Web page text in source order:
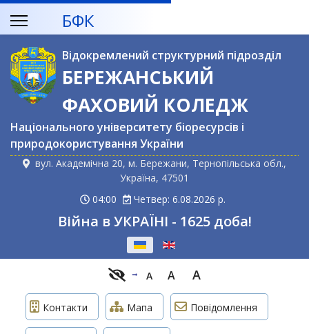
БФК
Відокремлений структурний підрозділ
БЕРЕЖАНСЬКИЙ
ФАХОВИЙ КОЛЕДЖ
Національного університету біоресурсів і
природокористування України
вул. Академічна 20, м. Бережани, Тернопільська обл.,
Україна, 47501
04:00
Четвер: 6.08.2026 р.
Війна в УКРАЇНІ - 1625 доба!
A A A
Контакти Мапа Повідомлення